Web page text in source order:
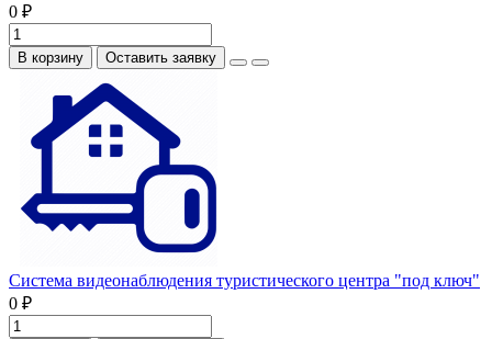
0 ₽
В корзину Оставить заявку
Система видеонаблюдения туристического центра "под ключ"
0 ₽